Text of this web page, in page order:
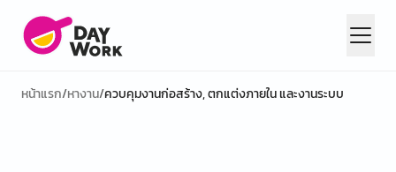
หน้าแรก/หางาน/ควบคุมงานก่อสร้าง, ตกแต่งภายใน และงานระบบ